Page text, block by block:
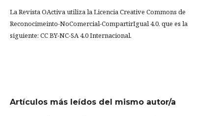
La Revista OActiva utiliza la Licencia Creative Commons de
Reconocimeinto-NoComercial-CompartirIgual 4.0, que es la
siguiente: CC BY-NC-SA 4.0 Internacional.
Artículos más leídos del mismo autor/a